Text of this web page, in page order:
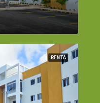
RENTA